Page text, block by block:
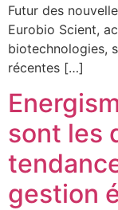
Futur des
Eurobio Scient,
biotechnologies,
récentes […]
sont les
gestion